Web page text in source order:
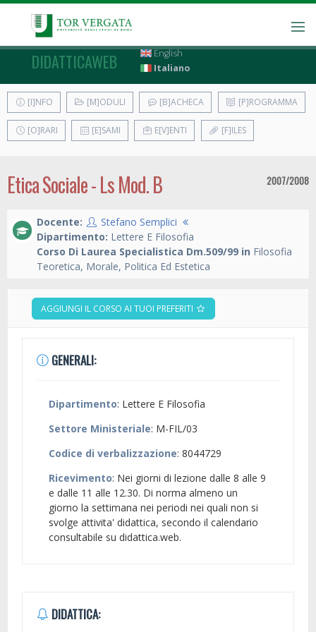
DIDATTICAWEB
English
Italiano
[I]NFO [M]ODULI [B]ACHECA [P]ROGRAMMA
[O]RARI [E]SAMI E[V]ENTI [F]ILES
Etica Sociale - Ls Mod. B 2007/2008
Docente:
Stefano Semplici
Dipartimento: Lettere E Filosofia
Corso Di Laurea Specialistica Dm.509/99 in Filosofia
Teoretica, Morale, Politica Ed Estetica
AGGIUNGI IL CORSO AI TUOI PREFERITI
GENERALI:
Dipartimento: Lettere E Filosofia
Settore Ministeriale: M-FIL/03
Codice di verbalizzazione: 8044729
Ricevimento: Nei giorni di lezione dalle 8 alle 9
e dalle 11 alle 12.30. Di norma almeno un
giorno la settimana nei periodi nei quali non si
svolge attivita' didattica, secondo il calendario
consultabile su didattica.web.
DIDATTICA: